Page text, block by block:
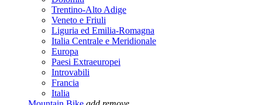
Trentino-Alto Adige
Veneto e Friuli
Liguria ed Emilia-Romagna
Italia Centrale e Meridionale
Europa
Paesi Extraeuropei
Introvabili
Francia
Italia